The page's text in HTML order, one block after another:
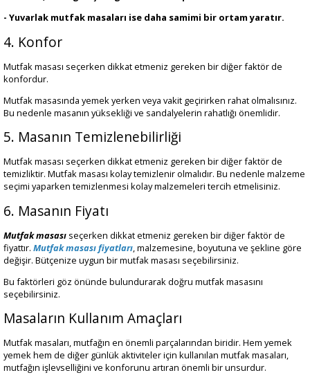
- Yuvarlak mutfak masaları ise daha samimi bir ortam yaratır.
4. Konfor
Mutfak masası seçerken dikkat etmeniz gereken bir diğer faktör de
konfordur.
Mutfak masasında yemek yerken veya vakit geçirirken rahat olmalısınız.
Bu nedenle masanın yüksekliği ve sandalyelerin rahatlığı önemlidir.
5. Masanın Temizlenebilirliği
Mutfak masası seçerken dikkat etmeniz gereken bir diğer faktör de
temizliktir. Mutfak masası kolay temizlenir olmalıdır. Bu nedenle malzeme
seçimi yaparken temizlenmesi kolay malzemeleri tercih etmelisiniz.
6. Masanın Fiyatı
Mutfak masası seçerken dikkat etmeniz gereken bir diğer faktör de
fiyattır. Mutfak masası fiyatları, malzemesine, boyutuna ve şekline göre
değişir. Bütçenize uygun bir mutfak masası seçebilirsiniz.
Bu faktörleri göz önünde bulundurarak doğru mutfak masasını
seçebilirsiniz.
Masaların Kullanım Amaçları
Mutfak masaları, mutfağın en önemli parçalarından biridir. Hem yemek
yemek hem de diğer günlük aktiviteler için kullanılan mutfak masaları,
mutfağın işlevselliğini ve konforunu artıran önemli bir unsurdur.